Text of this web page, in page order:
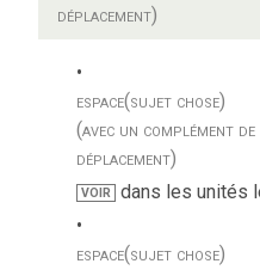
déplacement)
espace(sujet chose)
(avec un complément
déplacement)
VOIR dans les unités
espace(sujet chose)